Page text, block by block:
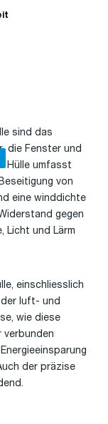
sind das
die Fenster und
Hülle umfasst
von
eine winddichte
gegen
Licht und Lärm
einschliesslich
luft- und
wie diese
verbunden
der präzise